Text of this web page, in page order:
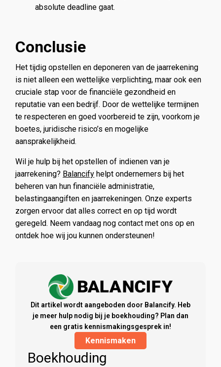
Dit artikel wordt aangeboden door Balancify. Heb
je meer hulp nodig bij je boekhouding? Plan dan
een gratis kennismakingsgesprek in!
Kennismaken
Boekhouding
absolute deadline gaat.
Conclusie
Het tijdig opstellen en deponeren van de jaarrekening
is niet alleen een wettelijke verplichting, maar ook een
cruciale stap voor de financiële gezondheid en
reputatie van een bedrijf. Door de wettelijke termijnen
te respecteren en goed voorbereid te zijn, voorkom je
boetes, juridische risico’s en mogelijke
aansprakelijkheid.
Wil je hulp bij het opstellen of indienen van je
jaarrekening? Balancify helpt ondernemers bij het
beheren van hun financiële administratie,
belastingaangiften en jaarrekeningen. Onze experts
zorgen ervoor dat alles correct en op tijd wordt
geregeld. Neem vandaag nog contact met ons op en
ontdek hoe wij jou kunnen ondersteunen!